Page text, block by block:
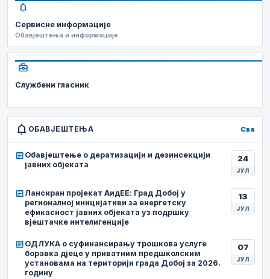
notifications
Сервисне информације
Обавјештења и информације
business_center
Службени гласник
notifications ОБАВЈЕШТЕЊА Сва
article Обавјештење о дератизацији и дезинсекцији
јавних објеката
24
ЈУЛ
article Лансиран пројекат АидЕЕ: Град Добој у
регионалној иницијативи за енергетску
ефикасност јавних објеката уз подршку
вјештачке интелигенције
13
ЈУЛ
article ОДЛУКА о суфинансирању трошкова услуге
боравка дјеце у приватним предшколским
установама на територији града Добој за 2026.
годину
07
ЈУЛ